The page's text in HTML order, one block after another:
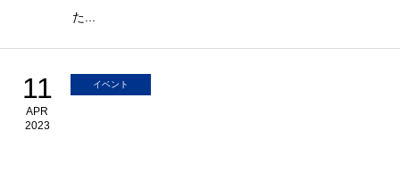
た...
11
APR
2023
イベント